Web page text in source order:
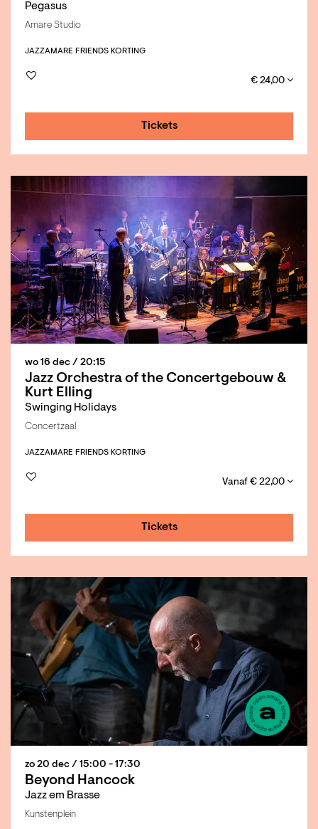
Pegasus
Amare Studio
JAZZAMARE FRIENDS KORTING
€ 24,00
Tickets
Jazz Orchestra of the Concertgebouw &
Kurt Elling
Swinging Holidays
wo 16 dec / 20:15
Concertzaal
JAZZAMARE FRIENDS KORTING
Vanaf € 22,00
Tickets
Beyond Hancock
Jazz em Brasse
zo 20 dec / 15:00 - 17:30
Kunstenplein